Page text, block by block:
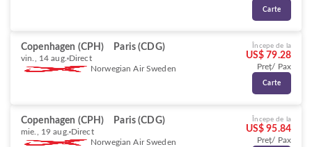
Carte
Copenhagen (CPH) Paris (CDG)
vin., 14 aug. Direct
Norwegian Air Sweden
Începe de la
US$ 79.28
Preț/ Pax
Carte
Copenhagen (CPH) Paris (CDG)
mie., 19 aug. Direct
Norwegian Air Sweden
Începe de la
US$ 95.84
Preț/ Pax